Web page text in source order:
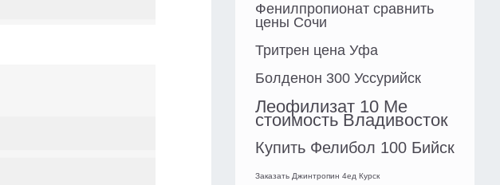
Фенилпропионат сравнить
цены Сочи
Тритрен цена Уфа
Болденон 300 Уссурийск
Леофилизат 10 Me
стоимость Владивосток
Купить Фелибол 100 Бийск
Заказать Джинтропин 4ед Курск